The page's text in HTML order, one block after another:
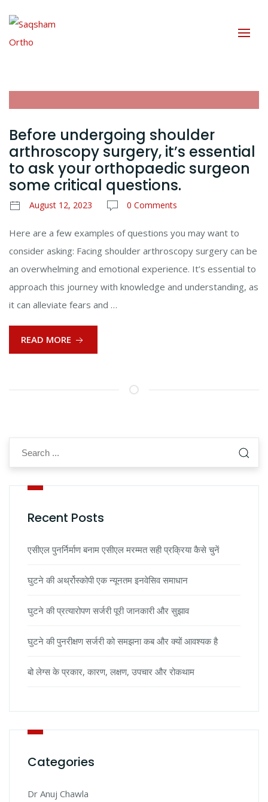
Before undergoing shoulder
arthroscopy surgery, it’s essential
to ask your orthopaedic surgeon
some critical questions.
August 12, 2023 0 Comments
Here are a few examples of questions you may want to
consider asking: Facing shoulder arthroscopy surgery can be
an overwhelming and emotional experience. It’s essential to
approach this journey with knowledge and understanding, as
it can alleviate fears and …
READ MORE
Recent Posts
एसीएल पुनर्निर्माण बनाम एसीएल मरम्मत सही प्रक्रिया कैसे चुनें
घुटने की अर्थ्रोस्कोपी एक न्यूनतम इनवेसिव समाधान
घुटने की प्रत्यारोपण सर्जरी पूरी जानकारी और सुझाव
घुटने की पुनरीक्षण सर्जरी को समझना कब और क्यों आवश्यक है
बो लेग्स के प्रकार, कारण, लक्षण, उपचार और रोकथाम
Categories
Dr Anuj Chawla